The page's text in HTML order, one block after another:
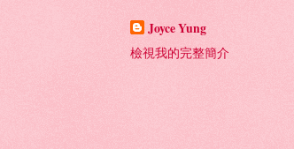
Joyce Yung
檢視我的完整簡介